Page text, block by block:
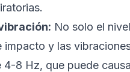
No solo el
impacto y las
4-8 Hz, que puede